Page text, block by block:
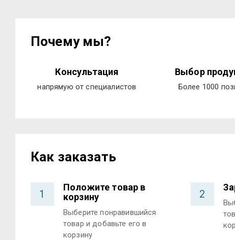
Почему мы?
Консультация
напрямую от специалистов
Выбор
Более 1000
Как заказать
1
Положите товар в
корзину
Выберите понравившийся
товар и добавьте его в
корзину
2